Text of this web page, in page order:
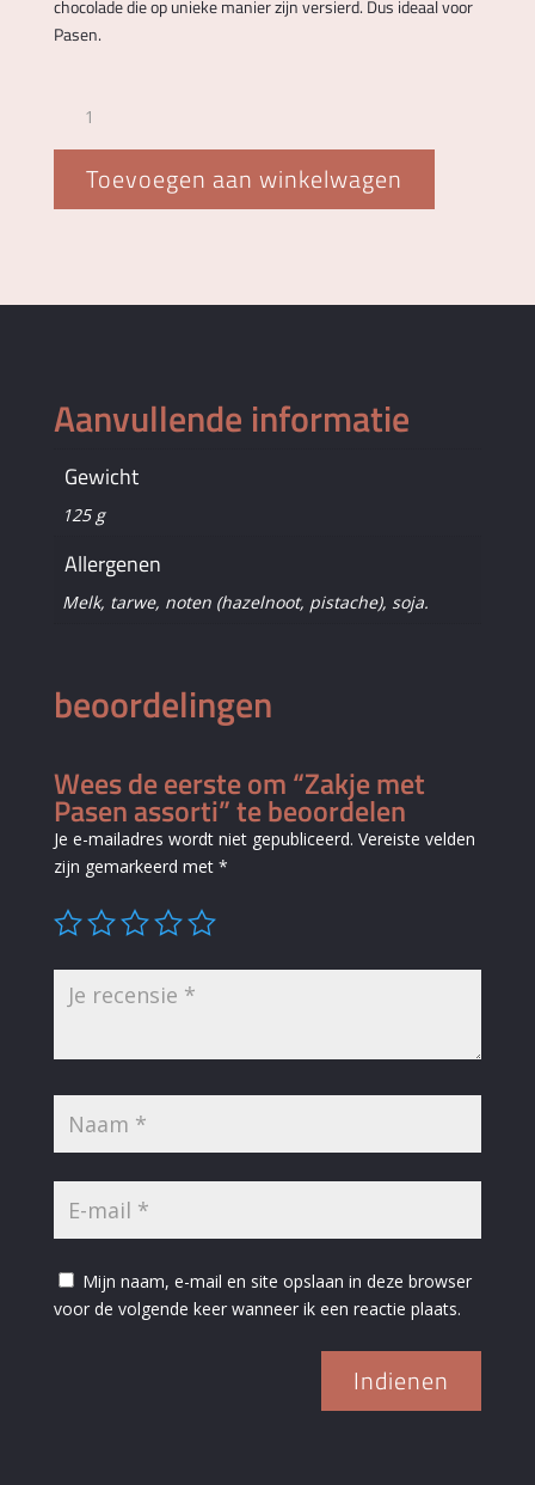
chocolade die op unieke manier zijn versierd. Dus ideaal voor
Pasen.
met
Pasen
assorti
aantal
Toevoegen aan winkelwagen
Aanvullende informatie
Gewicht
125 g
Allergenen
Melk, tarwe, noten (hazelnoot, pistache), soja.
beoordelingen
Wees de eerste om “Zakje met
Pasen assorti” te beoordelen
Je e-mailadres wordt niet gepubliceerd. Vereiste velden
zijn gemarkeerd met *
Mijn naam, e-mail en site opslaan in deze browser
voor de volgende keer wanneer ik een reactie plaats.
Indienen